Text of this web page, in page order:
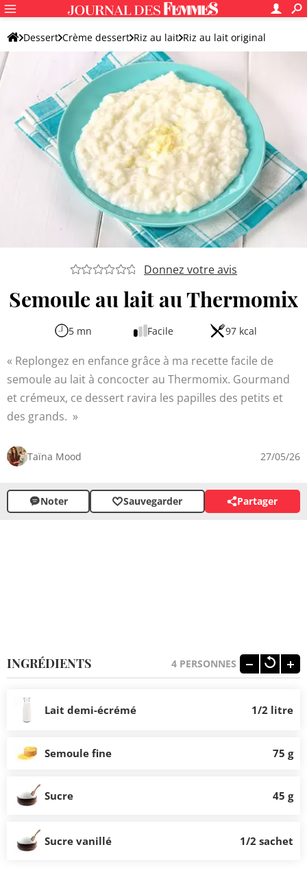
Dessert Crème dessert Riz au lait Riz au lait original
Donnez votre avis
Semoule au lait au Thermomix
5 mn Facile 97 kcal
Replongez en enfance grâce à ma recette facile de
semoule au lait à concocter au Thermomix. Gourmand
et crémeux, ce dessert ravira les papilles des petits et
des grands.
Taïna Mood 27/05/26
Noter Sauvegarder Partager
INGRÉDIENTS 4 PERSONNES
Lait demi-écrémé 1/2 litre
Semoule fine 75 g
Sucre 45 g
Sucre vanillé 1/2 sachet